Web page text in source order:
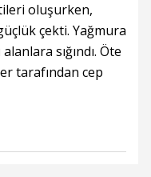
oluşurken,
çekti. Yağmura
sığındı. Öte
tarafından cep